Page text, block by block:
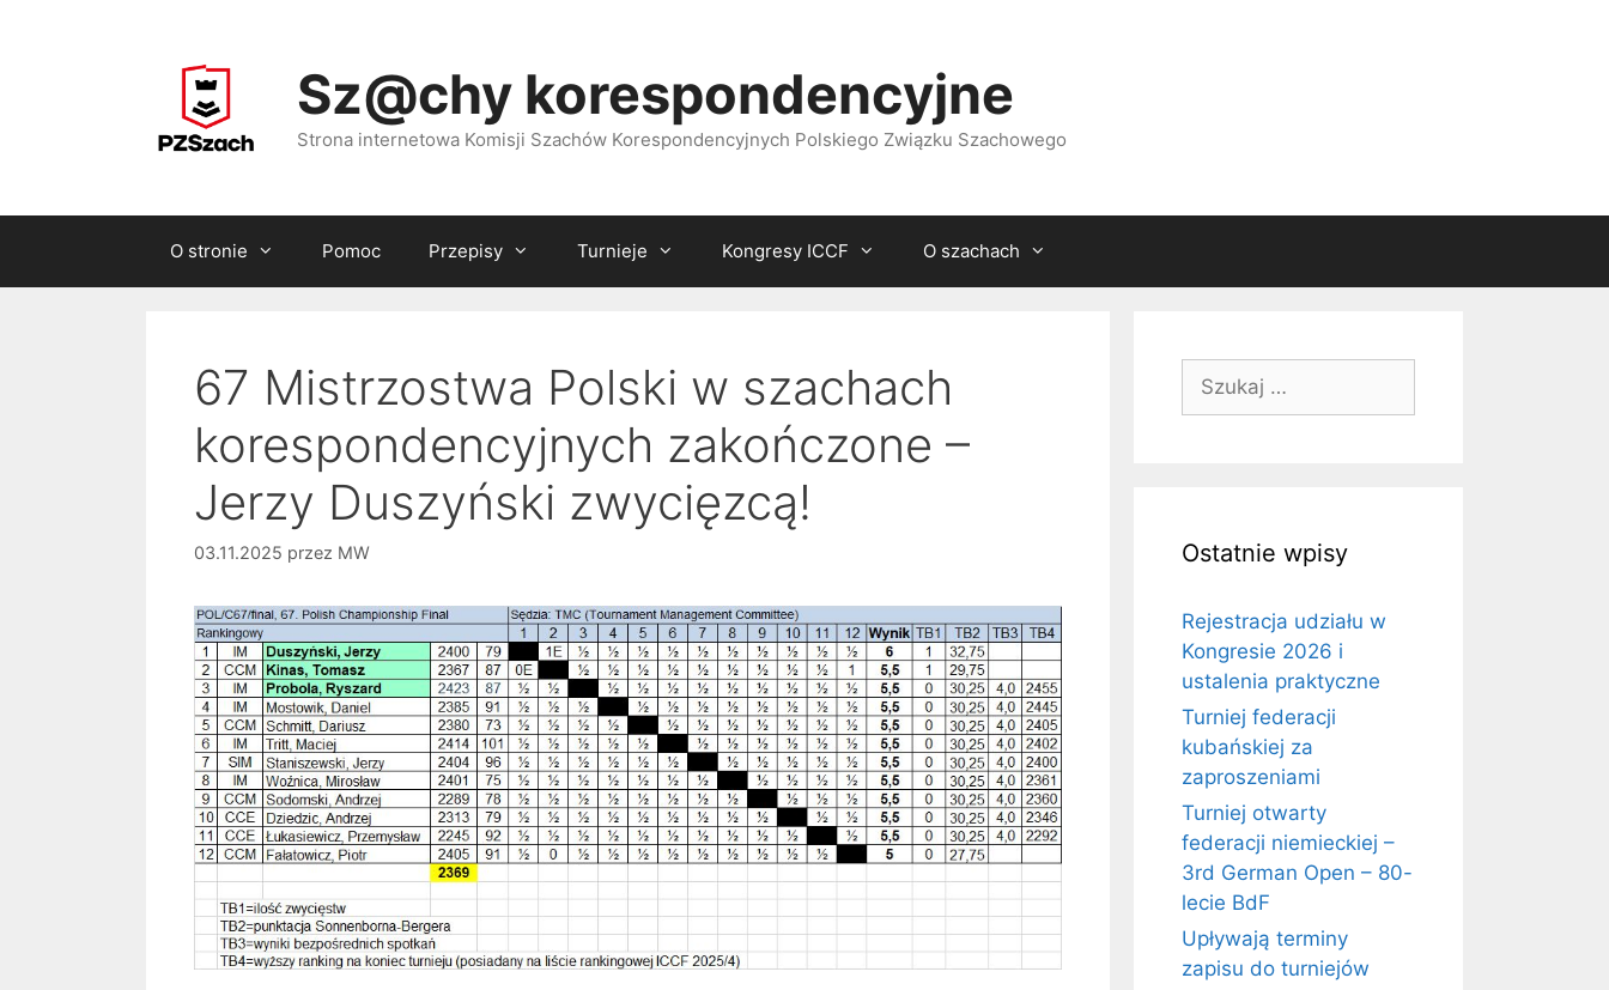
Sz@chy korespondencyjne
Strona internetowa Komisji Szachów Korespondencyjnych Polskiego Związku Szachowego
O stronie Pomoc Przepisy Turnieje Kongresy ICCF O szachach
67 Mistrzostwa Polski w szachach
korespondencyjnych zakończone –
Jerzy Duszyński zwycięzcą!
03.11.2025 przez MW Ostatnie wpisy
Rejestracja udziału w
Kongresie 2026 i
ustalenia praktyczne
Turniej federacji
kubańskiej za
zaproszeniami
Turniej otwarty
federacji niemieckiej –
3rd German Open – 80-
lecie BdF
Upływają terminy
zapisu do turniejów